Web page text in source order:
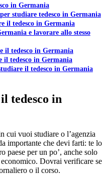
in Germania
studiare tedesco in Germania
il tedesco in Germania
e lavorare allo stesso
il tedesco in Germania
il tedesco in Germania
il tedesco in Germania
tedesco in
cui vuoi studiare o l’agenzia
importante che devi farti: te lo
paese per un po’, anche solo
Dovrai verificare se
o il corso.